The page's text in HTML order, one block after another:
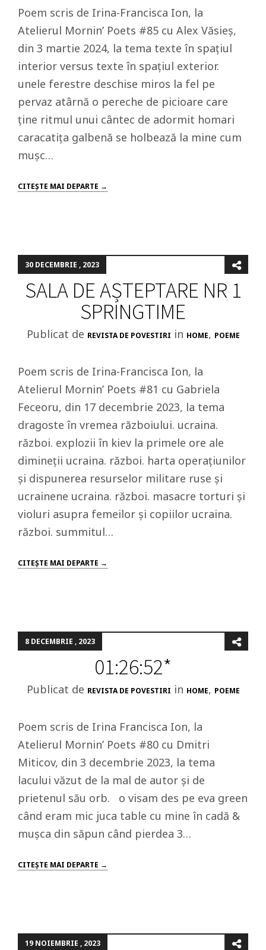
Poem scris de Irina-Francisca Ion, la
Atelierul Mornin’ Poets #85 cu Alex Văsieș,
din 3 martie 2024, la tema texte în spațiul
interior versus texte în spațiul exterior.
unele ferestre deschise miros la fel pe
pervaz atârnă o pereche de picioare care
ține ritmul unui cântec de adormit homari
caracatița galbenă se holbează la mine cum
mușc…
CITEŞTE MAI DEPARTE →
30 DECEMBRIE , 2023
SALA DE AȘTEPTARE NR 1
SPRINGTIME
Publicat de REVISTA DE POVESTIRI in HOME, POEME
Poem scris de Irina-Francisca Ion, la
Atelierul Mornin’ Poets #81 cu Gabriela
Feceoru, din 17 decembrie 2023, la tema
dragoste în vremea războiului. ucraina.
război. explozii în kiev la primele ore ale
dimineții ucraina. război. harta operațiunilor
și dispunerea resurselor militare ruse și
ucrainene ucraina. război. masacre torturi și
violuri asupra femeilor și copiilor ucraina.
război. summitul…
CITEŞTE MAI DEPARTE →
8 DECEMBRIE , 2023
01:26:52*
Publicat de REVISTA DE POVESTIRI in HOME, POEME
Poem scris de Irina Francisca Ion, la
Atelierul Mornin’ Poets #80 cu Dmitri
Miticov, din 3 decembrie 2023, la tema
lacului văzut de la mal de autor și de
prietenul său orb. o visam des pe eva green
când eram mic juca table cu mine în cadă &
mușca din săpun când pierdea 3…
CITEŞTE MAI DEPARTE →
19 NOIEMBRIE , 2023